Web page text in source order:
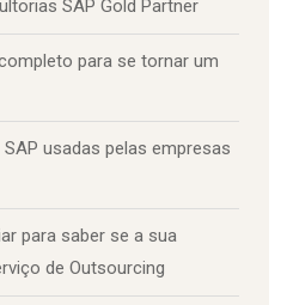
SAP Gold Partner
para se tornar um
usadas pelas empresas
para saber se a sua
de Outsourcing